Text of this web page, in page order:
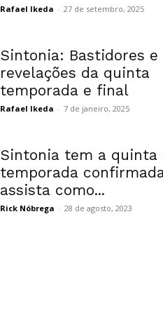
Rafael Ikeda - 27 de setembro, 2025
Sintonia: Bastidores e
revelações da quinta
temporada e final
Rafael Ikeda - 7 de janeiro, 2025
Sintonia tem a
temporada
assista como...
Rick Nóbrega - 28 de agosto, 2023